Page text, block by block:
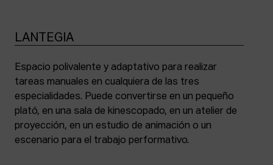
LANTEGIA
Espacio polivalente y adaptativo para realizar
tareas manuales en cualquiera de las tres
especialidades. Puede convertirse en un pequeño
plató, en una sala de kinescopado, en un atelier de
proyección, en un estudio de animación o un
escenario para el trabajo performativo.